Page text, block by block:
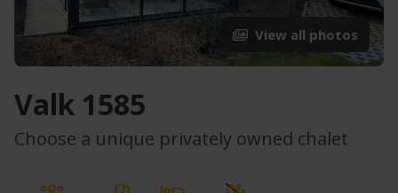
View all photos
Valk 1585
Choose a unique privately owned chalet